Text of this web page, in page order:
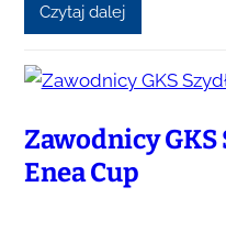
Czytaj dalej
Zawodnicy
Enea Cup